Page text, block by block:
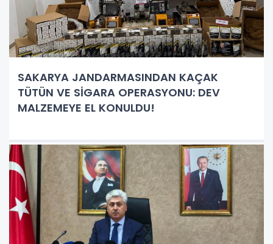
SAKARYA JANDARMASINDAN KAÇAK
TÜTÜN VE SİGARA OPERASYONU: DEV
MALZEMEYE EL KONULDU!